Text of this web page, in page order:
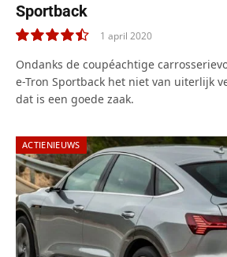
Sportback
9.0
1 april 2020
Ondanks de coupéachtige
e-Tron Sportback het niet van uiterlijk
dat is een goede zaak.
ACTIENIEUWS